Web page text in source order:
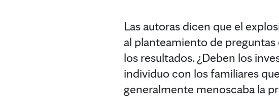
Las autoras dicen que el
al planteamiento de
los resultados. ¿Deben los
individuo con los familiares
generalmente menoscaba la